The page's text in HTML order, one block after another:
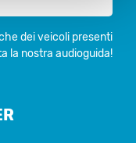
dei veicoli presenti
la nostra audioguida!